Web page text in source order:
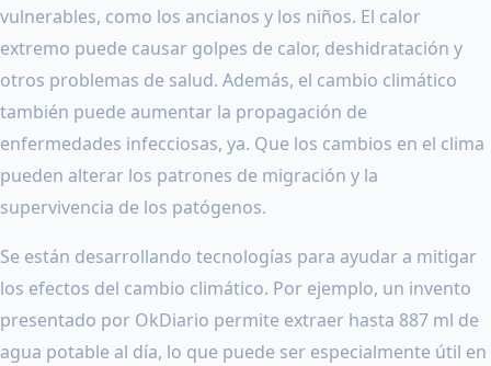
vulnerables, como los ancianos y los niños. El calor
extremo puede causar golpes de calor, deshidratación y
otros problemas de salud. Además, el cambio climático
también puede aumentar la propagación de
enfermedades infecciosas, ya. Que los cambios en el clima
pueden alterar los patrones de migración y la
supervivencia de los patógenos.
Se están desarrollando tecnologías para ayudar a mitigar
los efectos del cambio climático. Por ejemplo, un invento
presentado por OkDiario permite extraer hasta 887 ml de
agua potable al día, lo que puede ser especialmente útil en